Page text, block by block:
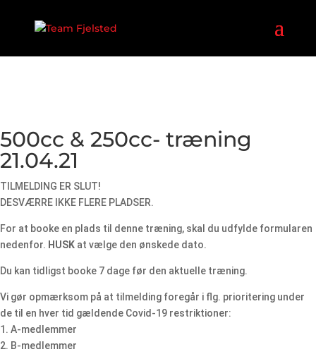
500cc & 250cc- træning
21.04.21
TILMELDING ER SLUT!
DESVÆRRE IKKE FLERE PLADSER.
For at booke en plads til denne træning, skal du udfylde formularen
nedenfor. HUSK at vælge den ønskede dato.
Du kan tidligst booke 7 dage før den aktuelle træning.
Vi gør opmærksom på at tilmelding foregår i flg. prioritering under
de til en hver tid gældende Covid-19 restriktioner:
1. A-medlemmer
2. B-medlemmer